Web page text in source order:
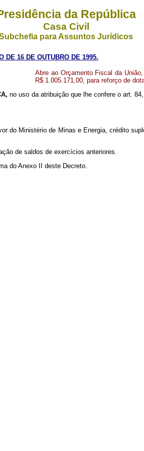
da República
Casa Civil
para Assuntos Jurídicos
DE 16 DE OUTUBRO DE 1995.
Abre ao Orçamento Fiscal da
R$ 1.005.171,00, para reforço de
no uso da atribuição que lhe confere o art.
do Ministério de Minas e Energia, crédito
de saldos de exercícios anteriores.
do Anexo II deste Decreto.